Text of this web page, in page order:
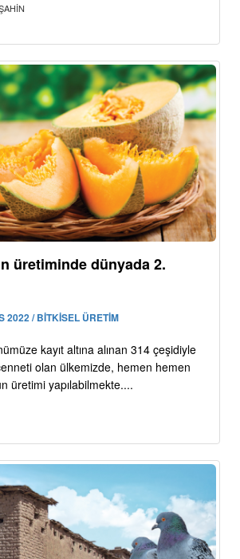
üretiminde dünyada 2.
2022 / BİTKİSEL ÜRETİM
kayıt altına alınan 314 çeşidiyle
olan ülkemizde, hemen hemen
üretimi yapılabilmekte....